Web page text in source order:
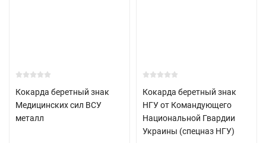
Кокарда беретный знак
Медицинских сил ВСУ
металл
Кокарда беретный знак
НГУ от Командующего
Национальной Гвардии
Украины (спецназ НГУ)